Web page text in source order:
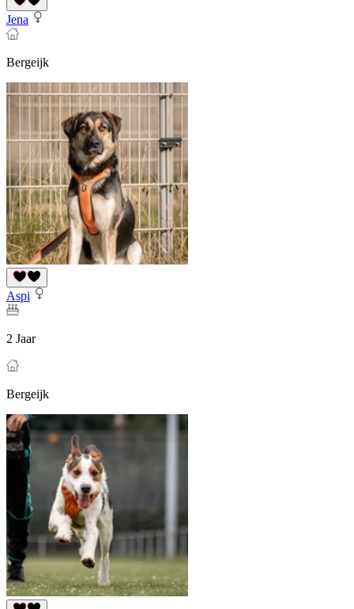
Jena
Bergeijk
Aspi
2 Jaar
Bergeijk